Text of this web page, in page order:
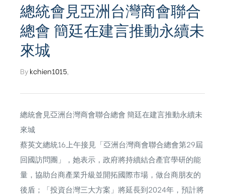
總統會見亞洲台灣商會聯合
總會 簡廷在建言推動永續未
來城
Bykchien1015
總統會見亞洲台灣商會聯合總會 簡廷在建言推動永續未
來城
蔡英文總統16上午接見「亞洲台灣商會聯合總會第29屆
回國訪問團」，她表示，政府將持續結合產官學研的能
量，協助台商產業升級並開拓國際市場，做台商朋友的
後盾；「投資台灣三大方案」將延長到2024年，預計將
含日本